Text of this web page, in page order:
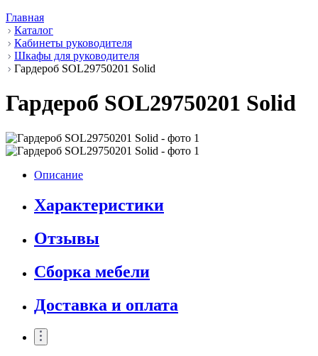
Главная
Каталог
Кабинеты руководителя
Шкафы для руководителя
Гардероб SOL29750201 Solid
Гардероб SOL29750201 Solid
Описание
Характеристики
Отзывы
Сборка мебели
Доставка и оплата